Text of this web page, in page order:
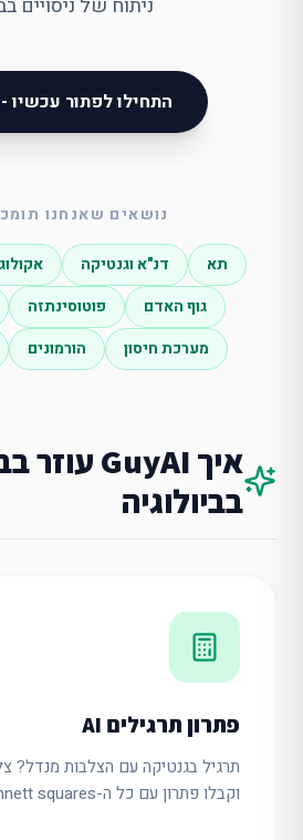
ניתוח של ניסויים
התחילו לפתור עכשיו
נושאים שאנחנו
תא דנ"א וגנטיקה
גוף האדם
פוטוסינתזה
מערכת חיסון
הורמונים
איך GuyAI עוזר ב
בביולוגיה
פתרון תרגילים AI
תרגיל בגנטיקה עם הצלבות מנדל?
וקבלו פתרון עם כל ה-Punnett squares וההסבר.